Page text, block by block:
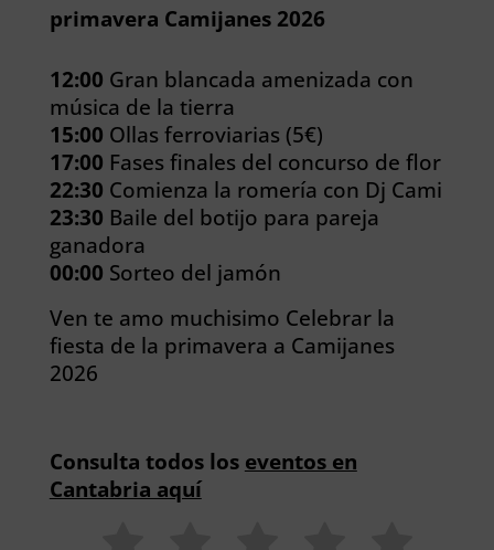
primavera Camijanes 2026
12:00 Gran blancada amenizada con
música de la tierra
15:00 Ollas ferroviarias (5€)
17:00 Fases finales del concurso de flor
22:30 Comienza la romería con Dj Cami
23:30 Baile del botijo para pareja
ganadora
00:00 Sorteo del jamón
Ven te amo muchisimo Celebrar la
fiesta de la primavera a Camijanes
2026
Consulta todos los eventos en
Cantabria aquí